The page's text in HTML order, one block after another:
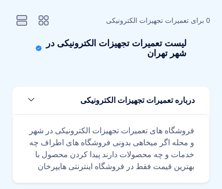
0 برای تعمیرات تجهیزات الکترونیکی
لیست تعمیرات تجهیزات الکترونیکی در
شهر تهران
درباره تعمیرات تجهیزات الکترونیکی
فروشگاه های تعمیرات تجهیزات الکترونیکی در شهر
و محله اگر میخاهی بدونی فروشگاه های اطراف چه
خدمات و چه محصولات دارند پیدا کردن محصول با
بهترین قیمت فقط در فروشگاه اینترنتی هایپرخان